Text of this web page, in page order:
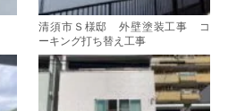
清須市Ｓ様邸 外壁塗装工事 コ
ーキング打ち替え工事